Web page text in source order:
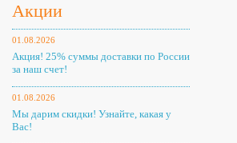
Акции
01.08.2026
Акция! 25% суммы доставки по России
за наш счет!
01.08.2026
Мы дарим скидки! Узнайте, какая у
Вас!